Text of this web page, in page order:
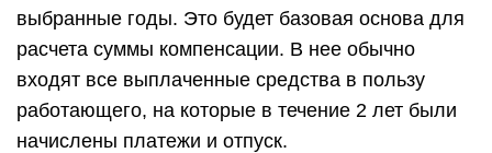
выбранные годы. Это будет базовая основа для
расчета суммы компенсации. В нее обычно
входят все выплаченные средства в пользу
работающего, на которые в течение 2 лет были
начислены платежи и отпуск.